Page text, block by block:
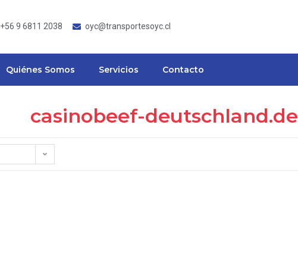
+56 9 6811 2038 oyc@transportesoyc.cl
Quiénes Somos Servicios Contacto
casinobeef-deutschland.de